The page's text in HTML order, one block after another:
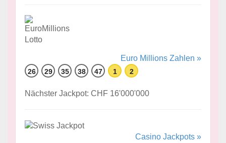
Euro Millions Zahlen »
26 29 35 38 47 1 2
Nächster Jackpot: CHF 16'000'000
Casino Jackpots »